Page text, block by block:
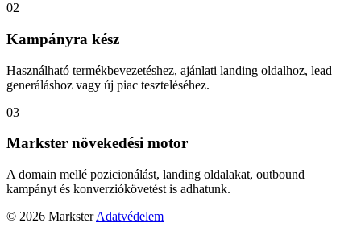
02
Kampányra kész
Használható termékbevezetéshez, ajánlati landing oldalhoz, lead
generáláshoz vagy új piac teszteléséhez.
03
Markster növekedési motor
A domain mellé pozicionálást, landing oldalakat, outbound
kampányt és konverziókövetést is adhatunk.
© 2026 Markster Adatvédelem